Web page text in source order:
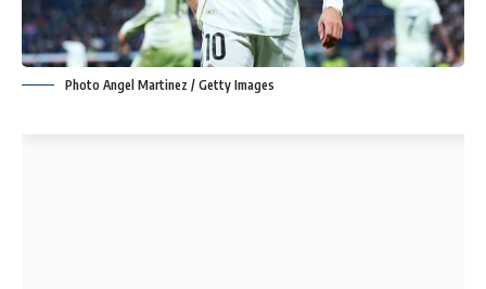
Photo Angel Martinez / Getty Images